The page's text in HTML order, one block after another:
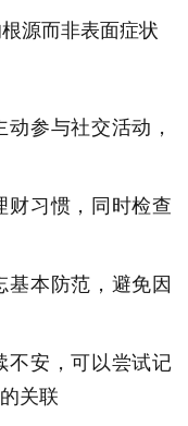
源而非表面症状
动参与社交活动，
财习惯，同时检查
基本防范，避免因
不安，可以尝试记
关联